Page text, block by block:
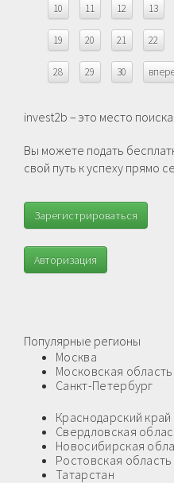
10 11 12 13
19 20 21 22
28 29 30
invest2b – это место
Вы можете подать
свой путь к успеху прямо
Зарегистрироваться
Авторизация
Популярные регионы
Москва
Московская область
Санкт-Петербург
Краснодарский край
Свердловская
Новосибирская
Ростовская область
Татарстан